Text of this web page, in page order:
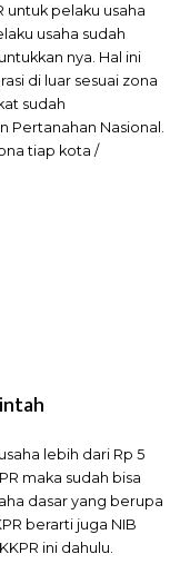
untuk pelaku usaha
usaha sudah
nya. Hal ini
di luar sesuai zona
sudah
Pertanahan Nasional.
tiap kota /
lebih dari Rp 5
maka sudah bisa
dasar yang berupa
berarti juga NIB
ini dahulu.